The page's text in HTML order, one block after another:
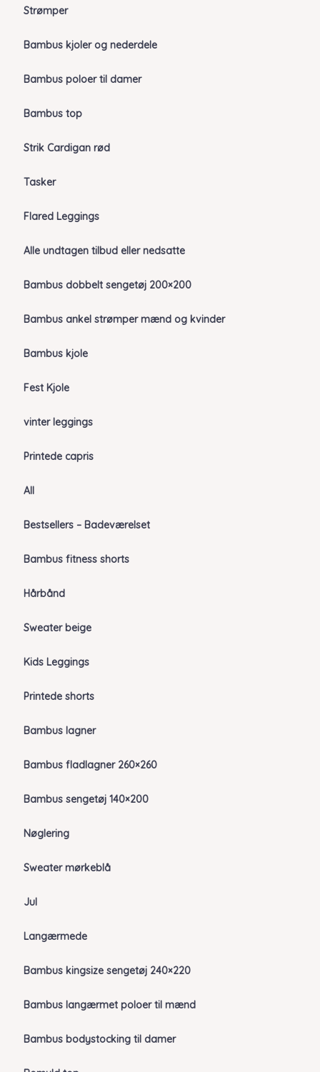
Strømper
Bambus kjoler og nederdele
Bambus poloer til damer
Bambus top
Strik Cardigan rød
Tasker
Flared Leggings
Alle undtagen tilbud eller nedsatte
Bambus dobbelt sengetøj 200×200
Bambus ankel strømper mænd og kvinder
Bambus kjole
Fest Kjole
vinter leggings
Printede capris
All
Bestsellers – Badeværelset
Bambus fitness shorts
Hårbånd
Sweater beige
Kids Leggings
Printede shorts
Bambus lagner
Bambus fladlagner 260×260
Bambus sengetøj 140×200
Nøglering
Sweater mørkeblå
Jul
Langærmede
Bambus kingsize sengetøj 240×220
Bambus langærmet poloer til mænd
Bambus bodystocking til damer